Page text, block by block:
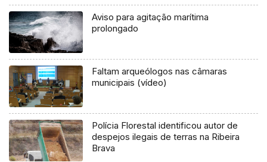
Aviso para agitação marítima
prolongado
Faltam arqueólogos nas câmaras
municipais (vídeo)
Polícia Florestal identificou autor de
despejos ilegais de terras na Ribeira
Brava